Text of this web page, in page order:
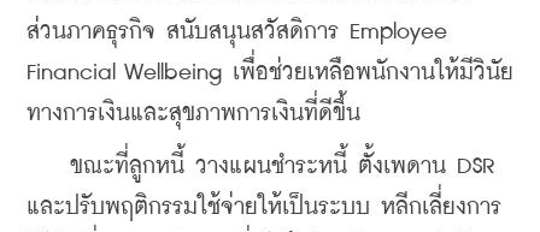
ส่วนภาคธุรกิจ สนับสนุนสวัสดิการ Employee
Financial Wellbeing เพื่อช่วยเหลือพนักงานให้มีวินัย
ทางการเงินและสุขภาพการเงินที่ดีขึ้น
ขณะที่ลูกหนี้ วางแผนชำระหนี้ ตั้งเพดาน DSR
และปรับพฤติกรรมใช้จ่ายให้เป็นระบบ หลีกเลี่ยงการ